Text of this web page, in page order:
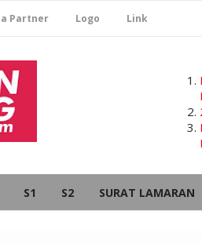
Partner Logo Link
S1 S2 SURAT LAMARAN